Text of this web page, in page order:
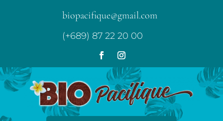
biopacifique@gmail.com
(+689) 87 22 20 00